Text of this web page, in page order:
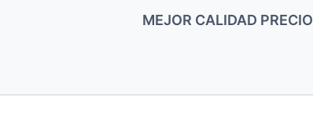
MEJOR CALIDAD PRECIO